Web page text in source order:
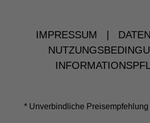
IMPRESSUM
* Unverbindliche